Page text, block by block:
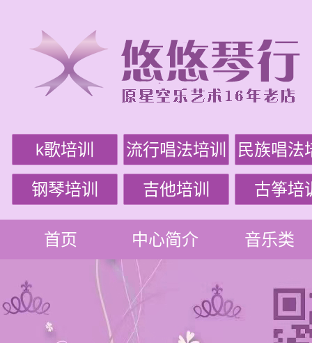
k歌培训 流行唱法培训 民族唱法
钢琴培训 吉他培训 古筝培
首页 中心简介 音乐类